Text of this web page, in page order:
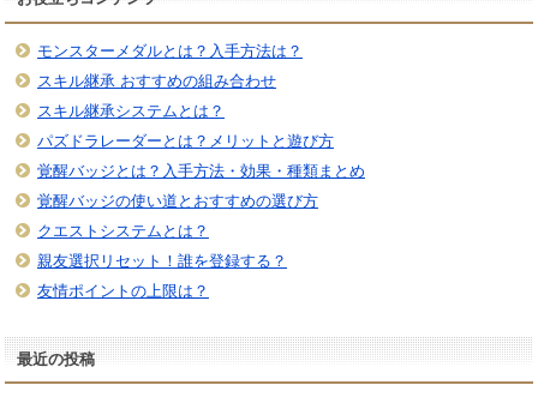
モンスターメダルとは？入手方法は？
スキル継承 おすすめの組み合わせ
スキル継承システムとは？
パズドラレーダーとは？メリットと遊び方
覚醒バッジとは？入手方法・効果・種類まとめ
覚醒バッジの使い道とおすすめの選び方
クエストシステムとは？
親友選択リセット！誰を登録する？
友情ポイントの上限は？
最近の投稿